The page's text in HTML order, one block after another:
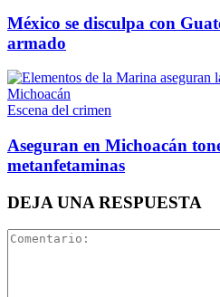
México se disculpa con
armado
Escena del crimen
Aseguran en Michoacán
metanfetaminas
DEJA UNA RESPUESTA